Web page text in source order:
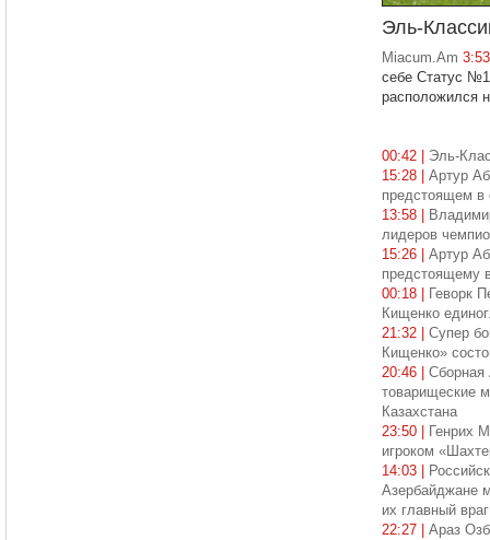
Эль-
Miacum.Am
себе Статус
расположился
00:42 | Эль-
15:28 | Артур
предстоящем в
13:58 |
лидеров
15:26 | Артур
предстоящему
00:18 |
Геворк
Кищенко
21:32 | Супер
Кищенко»
20:46 | Сборная
товарищеские
Казахстана
23:50 |
Генрих
игроком
14:03 |
Азербайджане
их главный враг
22:27 | Араз